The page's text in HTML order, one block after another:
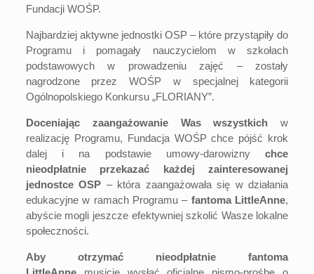
Fundacji WOŚP.
Najbardziej aktywne jednostki OSP – które przystąpiły do
Programu i pomagały nauczycielom w szkołach
podstawowych w prowadzeniu zajęć – zostały
nagrodzone przez WOŚP w specjalnej kategorii
Ogólnopolskiego Konkursu „FLORIANY”.
Doceniając zaangażowanie Was wszystkich w
realizację Programu, Fundacja WOŚP chce pójść krok
dalej i na podstawie umowy-darowiznychce
nieodpłatnie przekazać każdej zainteresowanej
jednostce OSP – która zaangażowała się w działania
edukacyjne w ramach Programu – fantoma LittleAnne,
abyście mogli jeszcze efektywniej szkolić Wasze lokalne
społeczności.
Aby otrzymać nieodpłatnie fantoma